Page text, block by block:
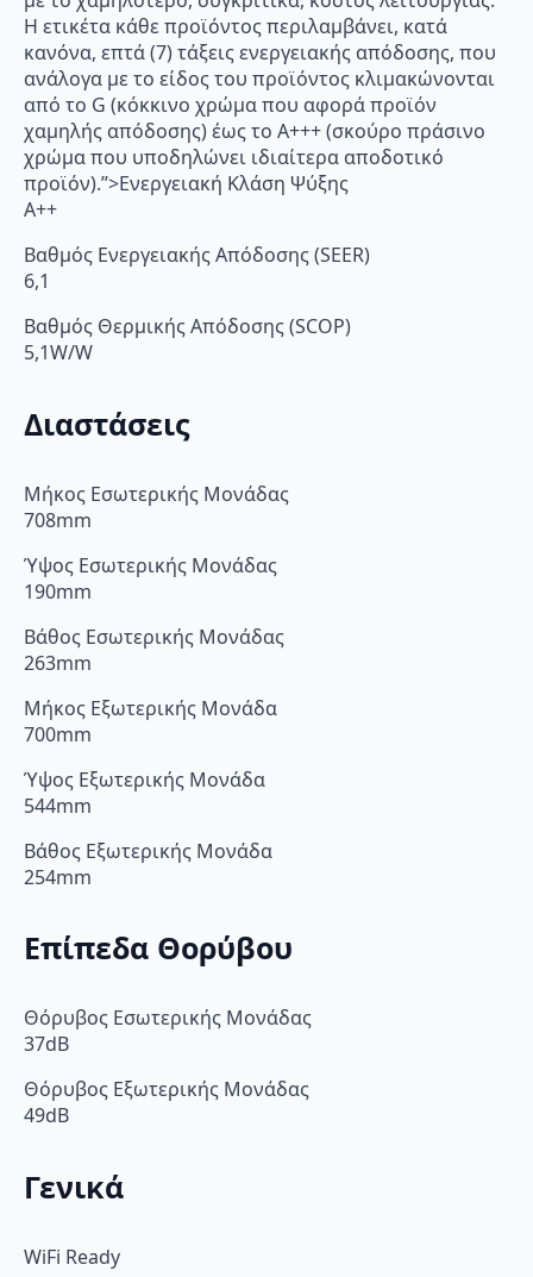
Η ετικέτα κάθε προϊόντος περιλαμβάνει, κατά
κανόνα, επτά (7) τάξεις ενεργειακής απόδοσης, που
ανάλογα με το είδος του προϊόντος κλιμακώνονται
από το G (κόκκινο χρώμα που αφορά προϊόν
χαμηλής απόδοσης) έως το Α+++ (σκούρο πράσινο
χρώμα που υποδηλώνει ιδιαίτερα αποδοτικό
προϊόν).”>Ενεργειακή Κλάση Ψύξης
A++
Βαθμός Ενεργειακής Απόδοσης (SEER)
6,1
Βαθμός Θερμικής Απόδοσης (SCOP)
5,1W/W
Διαστάσεις
Μήκος Εσωτερικής Μονάδας
708mm
Ύψος Εσωτερικής Μονάδας
190mm
Βάθος Εσωτερικής Μονάδας
263mm
Μήκος Εξωτερικής Μονάδα
700mm
Ύψος Εξωτερικής Μονάδα
544mm
Βάθος Εξωτερικής Μονάδα
254mm
Επίπεδα Θορύβου
Θόρυβος Εσωτερικής Μονάδας
37dB
Θόρυβος Εξωτερικής Μονάδας
49dB
Γενικά
WiFi Ready